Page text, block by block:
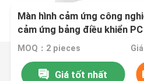
Màn hình cảm ứng công
cảm ứng bảng điều khiển
hình HDMI VGA
MOQ：2 pieces
Giá tốt nhất